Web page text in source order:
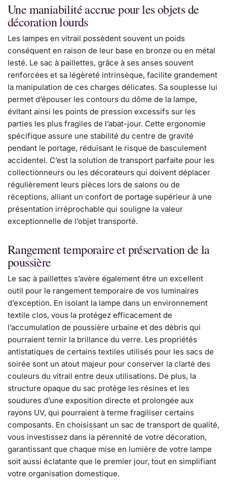
Une maniabilité accrue pour les objets de
décoration lourds
Les lampes en vitrail possèdent souvent un poids
conséquent en raison de leur base en bronze ou en métal
lesté. Le sac à paillettes, grâce à ses anses souvent
renforcées et sa légèreté intrinsèque, facilite grandement
la manipulation de ces charges délicates. Sa souplesse lui
permet d’épouser les contours du dôme de la lampe,
évitant ainsi les points de pression excessifs sur les
parties les plus fragiles de l’abat-jour. Cette ergonomie
spécifique assure une stabilité du centre de gravité
pendant le portage, réduisant le risque de basculement
accidentel. C’est la solution de transport parfaite pour les
collectionneurs ou les décorateurs qui doivent déplacer
régulièrement leurs pièces lors de salons ou de
réceptions, alliant un confort de portage supérieur à une
présentation irréprochable qui souligne la valeur
exceptionnelle de l’objet transporté.
Rangement temporaire et préservation de la
poussière
Le sac à paillettes s’avère également être un excellent
outil pour le rangement temporaire de vos luminaires
d’exception. En isolant la lampe dans un environnement
textile clos, vous la protégez efficacement de
l’accumulation de poussière urbaine et des débris qui
pourraient ternir la brillance du verre. Les propriétés
antistatiques de certains textiles utilisés pour les sacs de
soirée sont un atout majeur pour conserver la clarté des
couleurs du vitrail entre deux utilisations. De plus, la
structure opaque du sac protège les résines et les
soudures d’une exposition directe et prolongée aux
rayons UV, qui pourraient à terme fragiliser certains
composants. En choisissant un sac de transport de qualité,
vous investissez dans la pérennité de votre décoration,
garantissant que chaque mise en lumière de votre lampe
soit aussi éclatante que le premier jour, tout en simplifiant
votre organisation domestique.